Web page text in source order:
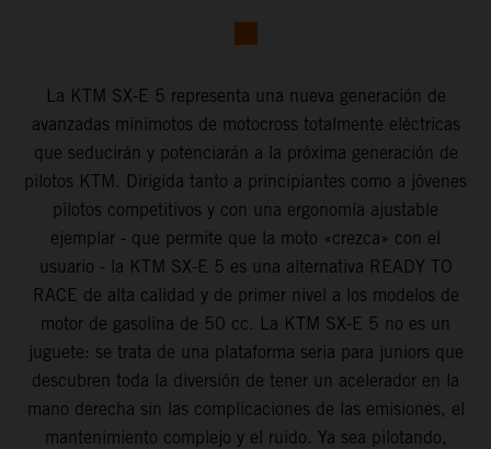
La KTM SX-E 5 representa una nueva generación de
avanzadas minimotos de motocross totalmente eléctricas
que seducirán y potenciarán a la próxima generación de
pilotos KTM. Dirigida tanto a principiantes como a jóvenes
pilotos competitivos y con una ergonomía ajustable
ejemplar - que permite que la moto «crezca» con el
usuario - la KTM SX-E 5 es una alternativa READY TO
RACE de alta calidad y de primer nivel a los modelos de
motor de gasolina de 50 cc. La KTM SX-E 5 no es un
juguete: se trata de una plataforma seria para juniors que
descubren toda la diversión de tener un acelerador en la
mano derecha sin las complicaciones de las emisiones, el
mantenimiento complejo y el ruido. Ya sea pilotando,